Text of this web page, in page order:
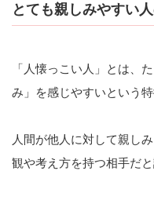
とても親しみやすい
「人懐っこい人」とは、
み」を感じやすいという特
人間が他人に対して親し
観や考え方を持つ相手だと